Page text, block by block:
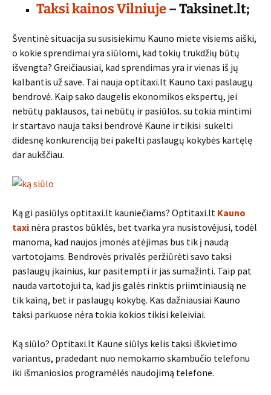
Taksi kainos Vilniuje– Taksinet.lt;
Šventinė situacija su susisiekimu Kauno miete visiems aiški,
o kokie sprendimai yra siūlomi, kad tokių trukdžių būtų
išvengta? Greičiausiai, kad sprendimas yra ir vienas iš jų
kalbantis už save. Tai nauja optitaxi.lt Kauno taxi paslaugų
bendrovė. Kaip sako daugelis ekonomikos ekspertų, jei
nebūtų paklausos, tai nebūtų ir pasiūlos. su tokia mintimi
ir startavo nauja taksi bendrovė Kaune ir tikisi sukelti
didesnę konkurenciją bei pakelti paslaugų kokybės kartęlę
dar aukščiau.
Ką gi pasiūlys optitaxi.lt kauniečiams? Optitaxi.lt Kauno
taxi nėra prastos būklės, bet tvarka yra nusistovėjusi, todėl
manoma, kad naujos įmonės atėjimas bus tik į naudą
vartotojams. Bendrovės privalės peržiūrėti savo taksi
paslaugų įkainius, kur pasitempti ir jas sumažinti. Taip pat
nauda vartotojui ta, kad jis galės rinktis priimtiniausią ne
tik kainą, bet ir paslaugų kokybę. Kas dažniausiai Kauno
taksi parkuose nėra tokia kokios tikisi keleiviai.
Ką siūlo? Optitaxi.lt Kaune siūlys kelis taksi iškvietimo
variantus, pradedant nuo nemokamo skambučio telefonu
iki išmaniosios programėlės naudojimą telefone.